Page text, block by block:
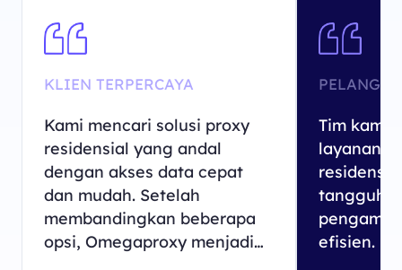
KLIEN TERPERCAYA
Kami mencari solusi proxy
residensial yang andal
dengan akses data cepat
dan mudah. Setelah
membandingkan beberapa
opsi, Omegaproxy menjadi
Tim kami
layanan
tangguh
efisien.